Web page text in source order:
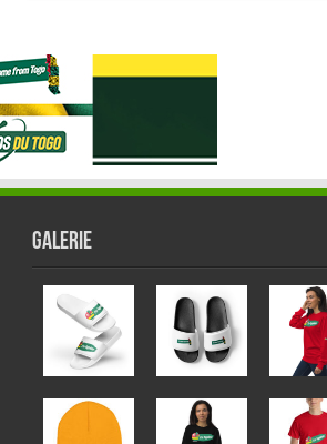
GALERIE